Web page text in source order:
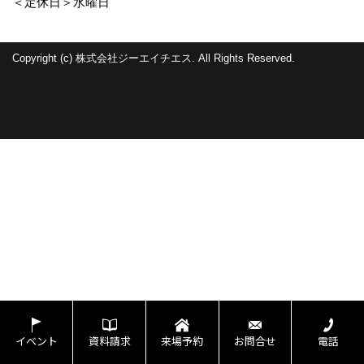
Copyright (c) 株式会社ジーエイチエス. All Rights Reserved.
イベント 資料請求 来場予約 お問合せ 電話